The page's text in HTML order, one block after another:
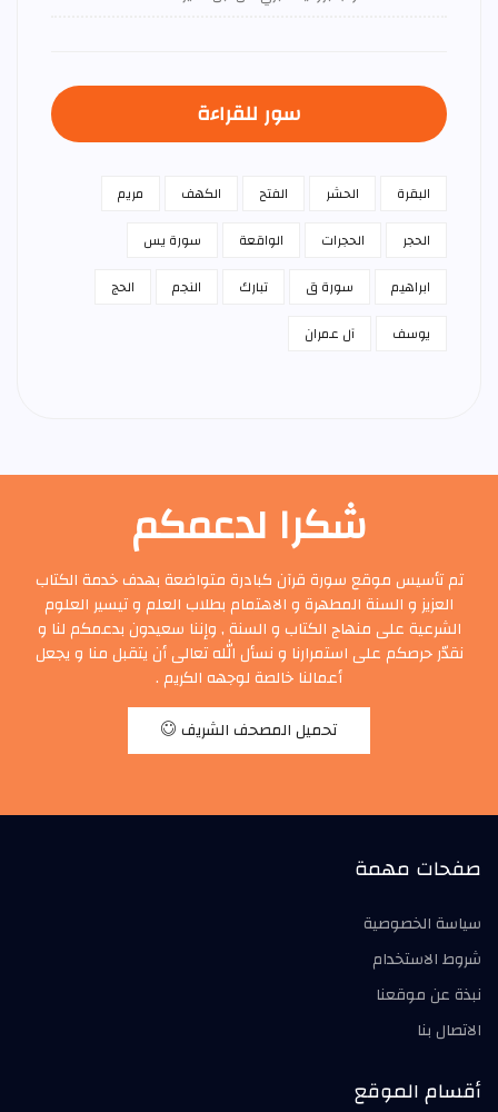
سور للقراءة
البقرة الحشر الفتح الكهف
مريم
الحجر
الحجرات الواقعة
سورة يس
ابراهيم
سورة ق تبارك النجم
الحج
يوسف
آل عمران
شكرا لدعمكم
تم تأسيس موقع سورة قرآن كبادرة متواضعة بهدف خدمة الكتاب
العزيز و السنة المطهرة و الاهتمام بطلاب العلم و تيسير العلوم
الشرعية على منهاج الكتاب و السنة , وإننا سعيدون بدعمكم لنا و
نقدّر حرصكم على استمرارنا و نسأل الله تعالى أن يتقبل منا و يجعل
أعمالنا خالصة لوجهه الكريم .
تحميل المصحف الشريف
صفحات مهمة
سياسة الخصوصية
شروط الاستخدام
نبذة عن موقعنا
الاتصال بنا
أقسام الموقع